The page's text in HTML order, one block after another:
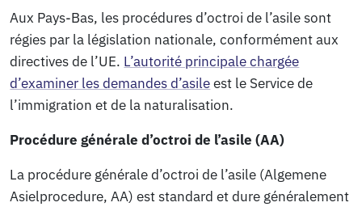
Aux Pays-Bas, les procédures d’octroi de l’asile sont
régies par la législation nationale, conformément aux
directives de l’UE. L’autorité principale chargée
d’examiner les demandes d’asileest le Service de
l’immigration et de la naturalisation.
Procédure générale d’octroi de l’asile (AA)
La procédure générale d’octroi de l’asile (Algemene
Asielprocedure, AA) est standard et dure généralement